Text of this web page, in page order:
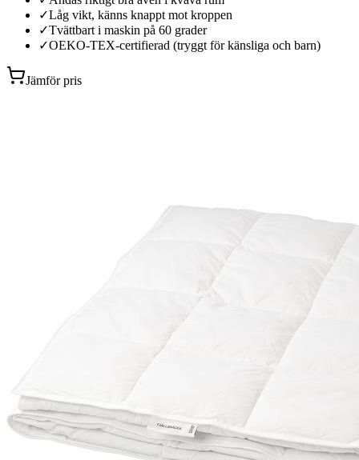
✓Låg vikt, känns knappt mot kroppen
✓Tvättbart i maskin på 60 grader
✓OEKO-TEX-certifierad (tryggt för känsliga och barn)
Jämför pris